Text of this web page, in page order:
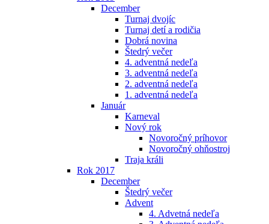
December
Turnaj dvojíc
Turnaj detí a rodičia
Dobrá novina
Štedrý večer
4. adventná nedeľa
3. adventná nedeľa
2. adventná nedeľa
1. adventná nedeľa
Január
Karneval
Nový rok
Novoročný príhovor
Novoročný ohňostroj
Traja králi
Rok 2017
December
Štedrý večer
Advent
4. Advetná nedeľa